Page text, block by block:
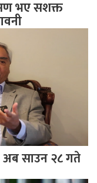
भए सशक्त
अब साउन २८ गते